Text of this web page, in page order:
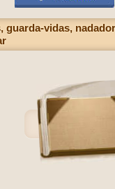
guarda-vidas,